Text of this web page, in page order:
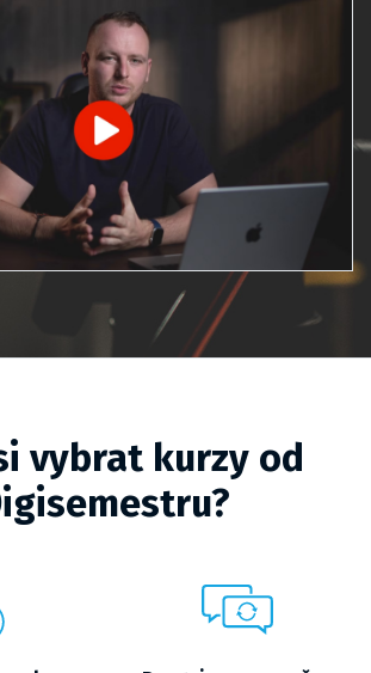
vybrat kurzy od